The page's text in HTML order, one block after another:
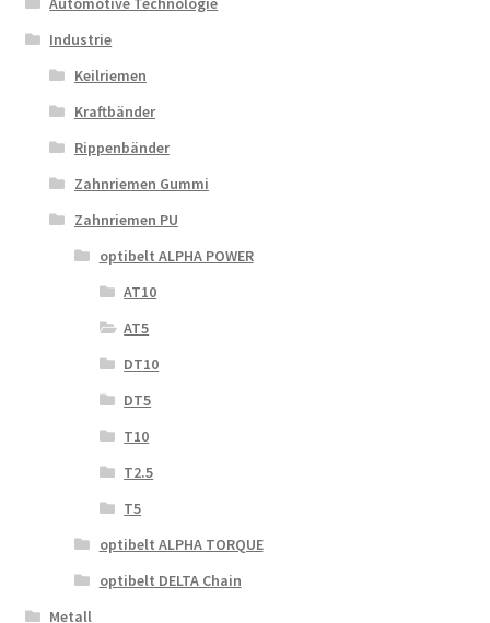
Industrie
Keilriemen
Kraftbänder
Rippenbänder
Zahnriemen Gummi
Zahnriemen PU
optibelt ALPHA POWER
AT10
AT5
DT10
DT5
T10
T2.5
T5
optibelt ALPHA TORQUE
optibelt DELTA Chain
Metall